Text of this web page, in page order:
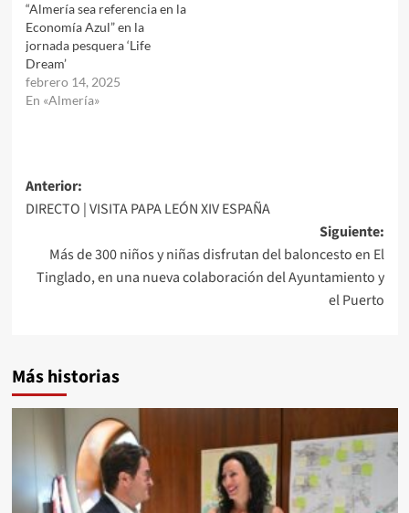
“Almería sea referencia en la
Economía Azul” en la
jornada pesquera ‘Life
Dream’
febrero 14, 2025
En «Almería»
Navegación
de
entradas
Anterior:
DIRECTO | VISITA PAPA LEÓN XIV ESPAÑA
Siguiente:
Más de 300 niños y niñas disfrutan del baloncesto en El
Tinglado, en una nueva colaboración del Ayuntamiento y
el Puerto
Más historias